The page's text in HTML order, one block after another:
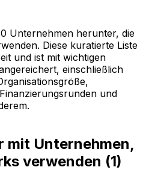
Unternehmen herunter, die
Diese kuratierte Liste
und ist mit wichtigen
einschließlich
und
mit Unternehmen,
verwenden (1)